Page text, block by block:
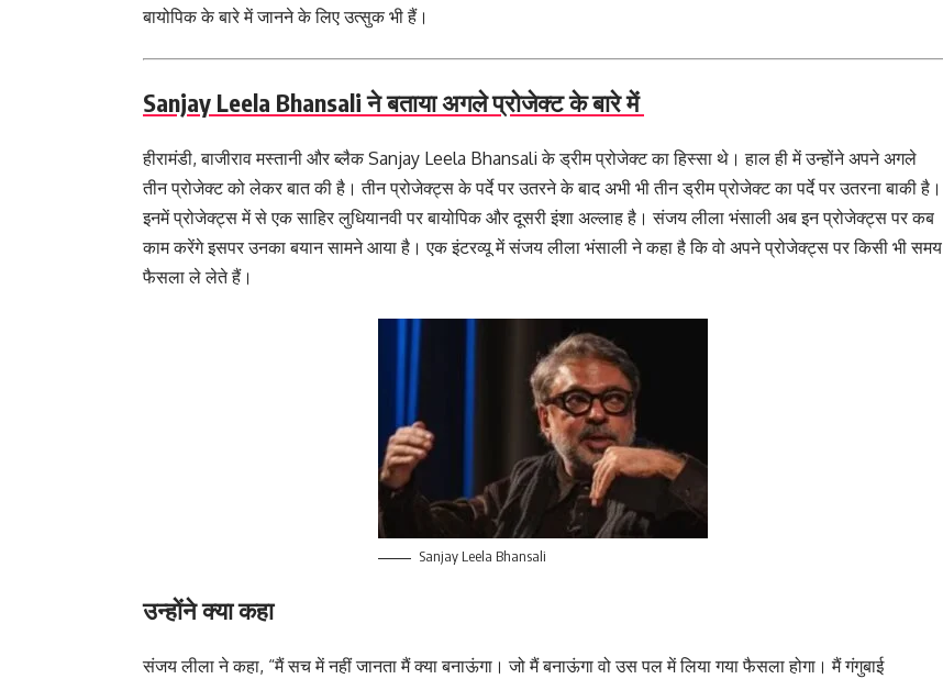
बायोपिक के बारे में जानने के लिए उत्सुक भी हैं।
Sanjay Leela Bhansali ने बताया अगले प्रोजेक्ट के बारे में
हीरामंडी, बाजीराव मस्तानी और ब्लैक Sanjay Leela Bhansali के ड्रीम प्रोजेक्ट का हिस्सा थे। हाल ही में उन्होंने अपने अगले
तीन प्रोजेक्ट को लेकर बात की है। तीन प्रोजेक्ट्स के पर्दे पर उतरने के बाद अभी भी तीन ड्रीम प्रोजेक्ट का पर्दे पर उतरना बाकी है।
इनमें प्रोजेक्ट्स में से एक साहिर लुधियानवी पर बायोपिक और दूसरी इंशा अल्लाह है। संजय लीला भंसाली अब इन प्रोजेक्ट्स पर कब
काम करेंगे इसपर उनका बयान सामने आया है। एक इंटरव्यू में संजय लीला भंसाली ने कहा है कि वो अपने प्रोजेक्ट्स पर किसी भी समय
फैसला ले लेते हैं।
Sanjay Leela Bhansali
उन्होंने क्या कहा
संजय लीला ने कहा, “मैं सच में नहीं जानता मैं क्या बनाऊंगा। जो मैं बनाऊंगा वो उस पल में लिया गया फैसला होगा। मैं गंगुबाई